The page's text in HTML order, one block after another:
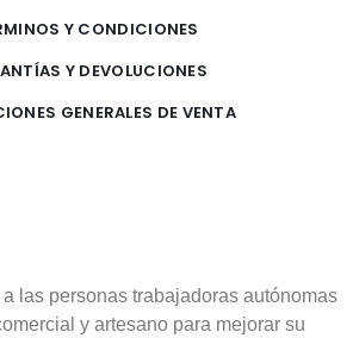
Y CONDICIONES
Y DEVOLUCIONES
GENERALES DE VENTA
las personas trabajadoras autónomas
y artesano para mejorar su